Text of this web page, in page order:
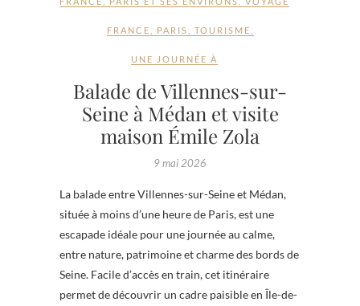
FRANCE PARIS TOURISME
UNE JOURNÉE À
Balade de Villennes-sur-
Seine à Médan et visite
maison Émile Zola
9 mai 2026
La balade entre Villennes-sur-Seine et Médan,
située à moins d’une heure de Paris, est une
escapade idéale pour une journée au calme,
entre nature, patrimoine et charme des bords de
Seine. Facile d’accès en train, cet itinéraire
permet de découvrir un cadre paisible en Île-de-